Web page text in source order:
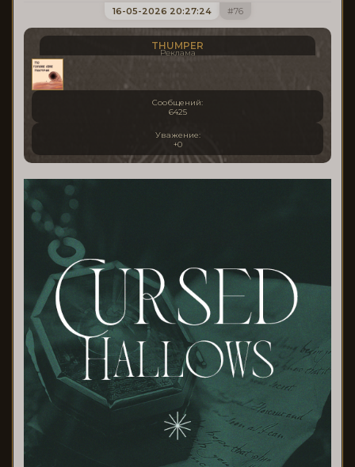
76
16-05-2026 20:27:24
THUMPER
Реклама
Сообщений:
6425
Уважение:
+0